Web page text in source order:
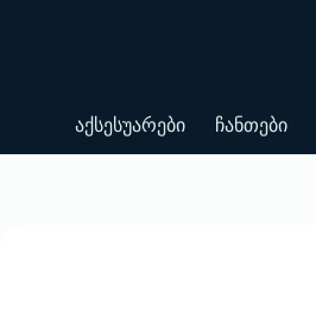
აქსესუარები ჩანთები